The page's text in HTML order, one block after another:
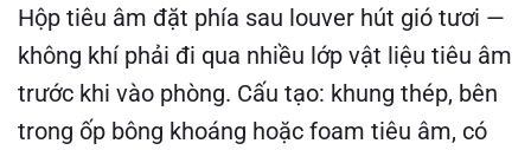
Hộp tiêu âm đặt phía sau louver hút gió tươi —
không khí phải đi qua nhiều lớp vật liệu tiêu âm
trước khi vào phòng. Cấu tạo: khung thép, bên
trong ốp bông khoáng hoặc foam tiêu âm, có